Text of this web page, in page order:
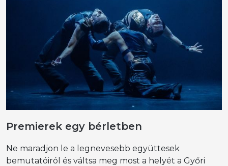
Premierek egy bérletben
Ne maradjon le a legnevesebb együttesek
bemutatóiról és váltsa meg most a helyét a Győri